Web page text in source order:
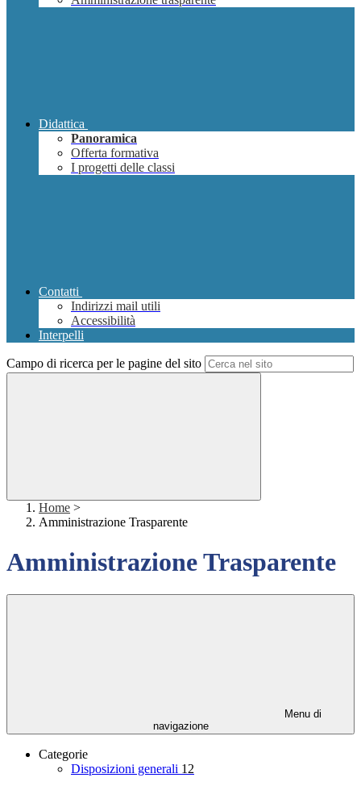
Didattica
Panoramica
Offerta formativa
I progetti delle classi
Contatti
Indirizzi mail utili
Accessibilità
Interpelli
Campo di ricerca per le pagine del sito
Home >
Amministrazione Trasparente
Amministrazione Trasparente
Menu di
navigazione
Categorie
Disposizioni generali 12